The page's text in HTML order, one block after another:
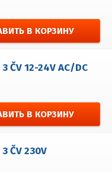
В КОРЗИНУ
ČV 12-24V AC/DC
В КОРЗИНУ
ČV 230V